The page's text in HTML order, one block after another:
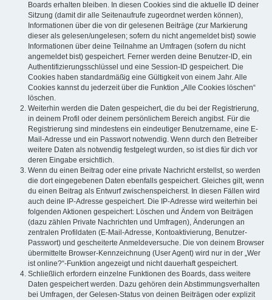
Boards erhalten bleiben. In diesen Cookies sind die aktuelle ID deiner
Sitzung (damit dir alle Seitenaufrufe zugeordnet werden können),
Informationen über die von dir gelesenen Beiträge (zur Markierung
dieser als gelesen/ungelesen; sofern du nicht angemeldet bist) sowie
Informationen über deine Teilnahme an Umfragen (sofern du nicht
angemeldet bist) gespeichert. Ferner werden deine Benutzer-ID, ein
Authentifizierungsschlüssel und eine Session-ID gespeichert. Die
Cookies haben standardmäßig eine Gültigkeit von einem Jahr. Alle
Cookies kannst du jederzeit über die Funktion „Alle Cookies löschen“
löschen.
Weiterhin werden die Daten gespeichert, die du bei der Registrierung,
in deinem Profil oder deinem persönlichem Bereich angibst. Für die
Registrierung sind mindestens ein eindeutiger Benutzername, eine E-
Mail-Adresse und ein Passwort notwendig. Wenn durch den Betreiber
weitere Daten als notwendig festgelegt wurden, so ist dies für dich vor
deren Eingabe ersichtlich.
Wenn du einen Beitrag oder eine private Nachricht erstellst, so werden
die dort eingegebenen Daten ebenfalls gespeichert. Gleiches gilt, wenn
du einen Beitrag als Entwurf zwischenspeicherst. In diesen Fällen wird
auch deine IP-Adresse gespeichert. Die IP-Adresse wird weiterhin bei
folgenden Aktionen gespeichert: Löschen und Ändern von Beiträgen
(dazu zählen Private Nachrichten und Umfragen), Änderungen an
zentralen Profildaten (E-Mail-Adresse, Kontoaktivierung, Benutzer-
Passwort) und gescheiterte Anmeldeversuche. Die von deinem Browser
übermittelte Browser-Kennzeichnung (User Agent) wird nur in der „Wer
ist online?“-Funktion angezeigt und nicht dauerhaft gespeichert.
Schließlich erfordern einzelne Funktionen des Boards, dass weitere
Daten gespeichert werden. Dazu gehören dein Abstimmungsverhalten
bei Umfragen, der Gelesen-Status von deinen Beiträgen oder explizit